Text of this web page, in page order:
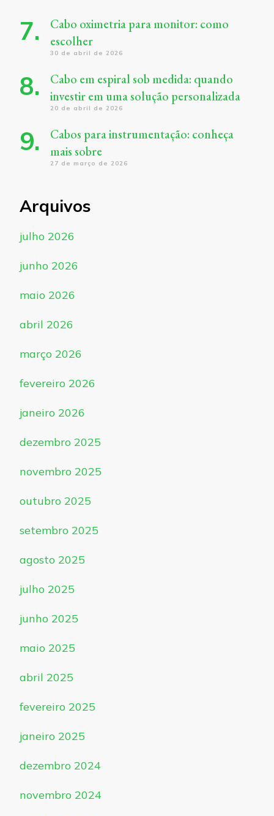
Cabo oximetria para monitor: como
escolher
30 de abril de 2026
Cabo em espiral sob medida: quando
investir em uma solução personalizada
20 de abril de 2026
Cabos para instrumentação: conheça
mais sobre
27 de março de 2026
Arquivos
julho 2026
junho 2026
maio 2026
abril 2026
março 2026
fevereiro 2026
janeiro 2026
dezembro 2025
novembro 2025
outubro 2025
setembro 2025
agosto 2025
julho 2025
junho 2025
maio 2025
abril 2025
fevereiro 2025
janeiro 2025
dezembro 2024
novembro 2024